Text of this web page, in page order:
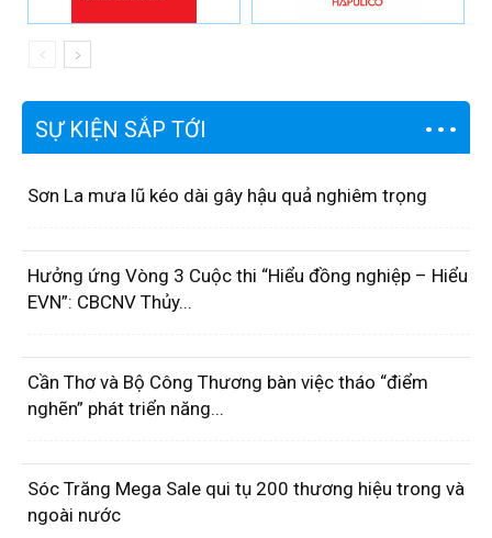
SỰ KIỆN SẮP TỚI
Sơn La mưa lũ kéo dài gây hậu quả nghiêm trọng
Hưởng ứng Vòng 3 Cuộc thi “Hiểu đồng nghiệp – Hiểu
EVN”: CBCNV Thủy...
Cần Thơ và Bộ Công Thương bàn việc tháo “điểm
nghẽn” phát triển năng...
Sóc Trăng Mega Sale qui tụ 200 thương hiệu trong và
ngoài nước